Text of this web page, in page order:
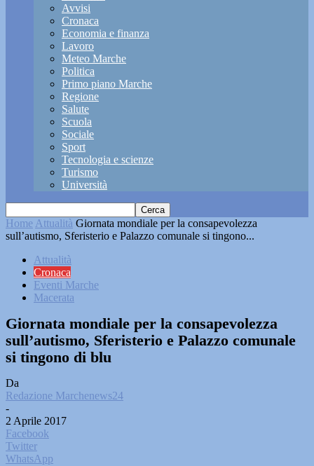
Avvisi
Cronaca
Economia e finanza
Lavoro
Meteo Marche
Politica
Primo piano Marche
Regione
Salute
Scuola
Sociale
Sport
Tecnologia e scienze
Turismo
Università
Home Attualità Giornata mondiale per la consapevolezza
sull’autismo, Sferisterio e Palazzo comunale si tingono...
Attualità
Cronaca
Eventi Marche
Macerata
Giornata mondiale per la consapevolezza
sull’autismo, Sferisterio e Palazzo comunale
si tingono di blu
Da
Redazione Marchenews24
-
2 Aprile 2017
Facebook
Twitter
WhatsApp